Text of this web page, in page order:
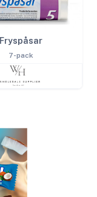
Fryspåsar
7-pack